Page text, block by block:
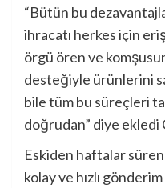
“Bütün bu
ihracatı herkes için
örgü ören ve
desteğiyle ürünlerini
bile tüm bu süreçleri
doğrudan” diye ekledi
Eskiden haftalar
kolay ve hızlı